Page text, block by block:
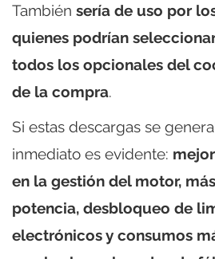
También sería de uso por
quienes podrían
todos los opcionales del
de la compra.
Si estas descargas se
inmediato es evidente:
en la gestión del motor,
potencia, desbloqueo de
electrónicos y consumos